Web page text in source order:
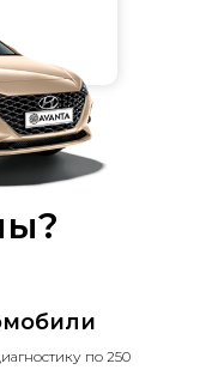
по 250